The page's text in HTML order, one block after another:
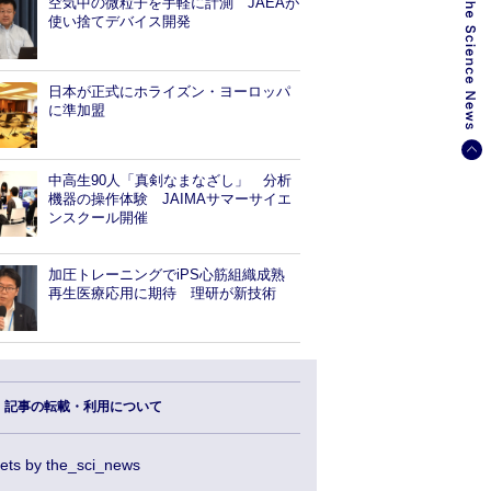
使い捨てデバイス開発
日本が正式にホライズン・ヨーロッパ
に準加盟
中高生90人「真剣なまなざし」 分析
機器の操作体験 JAIMAサマーサイエ
ンスクール開催
加圧トレーニングでiPS心筋組織成熟
再生医療応用に期待 理研が新技術
記事の転載・利用について
by the_sci_news